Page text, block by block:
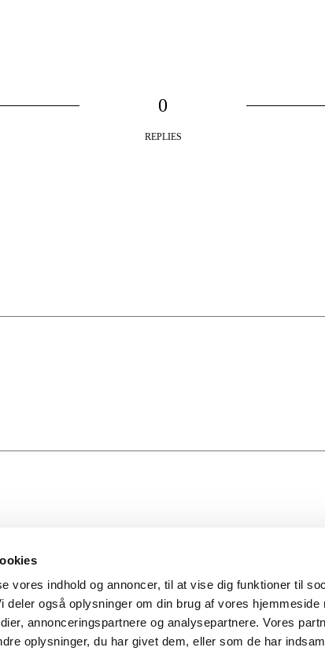
vores indhold og annoncer, til at vise dig funktioner til
deler også oplysninger om din brug af vores hjemmeside
annonceringspartnere og analysepartnere. Vores
oplysninger, du har givet dem, eller som de har
0
REPLIES